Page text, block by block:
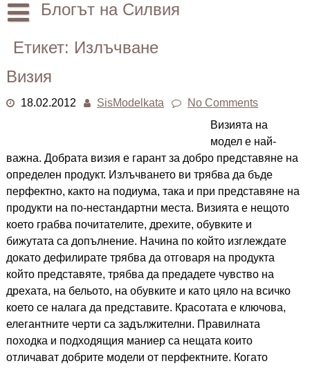
Skip
to
Блогът на Силвия
Етикет: Излъчване
Визия
18.02.2012 SisModelkata
No Comments
Визията на
модел е най-
важна. Добрата визия е гарант за добро представяне на
определен продукт. Излъчването ви трябва да бъде
перфектно, както на подиума, така и при представяне на
продукти на по-нестандартни места. Визията е нещото
което грабва почитателите, дрехите, обувките и
бижутата са допълнение. Начина по който изглеждате
докато дефилирате трябва да отговаря на продукта
който представяте, трябва да предадете чувство на
дрехата, на бельото, на обувките и като цяло на всичко
което се налага да представите. Красотата е ключова,
елегантните черти са задължителни. Правилната
походка и подходящия маниер са нещата които
отличават добрите модели от перфектните. Когато